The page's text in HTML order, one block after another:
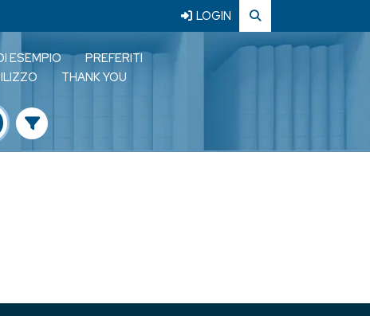
LOGIN
ESEMPIO
PREFERITI
THANK YOU